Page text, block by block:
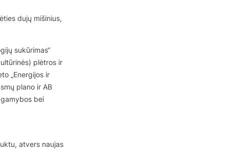
dujų mišinius,
sukūrimas“
plėtros ir
„Energijos ir
plano ir AB
bei
atvers naujas